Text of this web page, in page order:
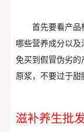
首先要看产品
哪些营养成分以
免买到假冒伪劣的
原浆，不要过于甜
滋补养生批